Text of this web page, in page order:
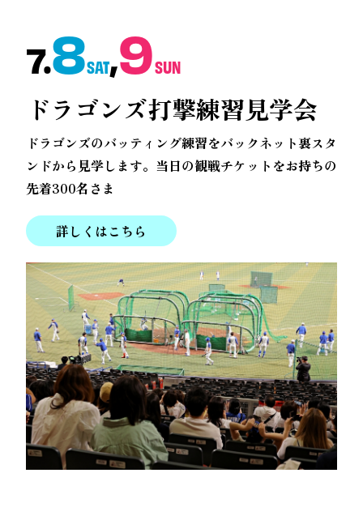
7.8SAT,9SUN
ドラゴンズ打撃練習見学会
ドラゴンズのバッティング練習をバックネット裏スタ
ンドから見学します。当日の観戦チケットをお持ちの
先着300名さま
詳しくはこちら